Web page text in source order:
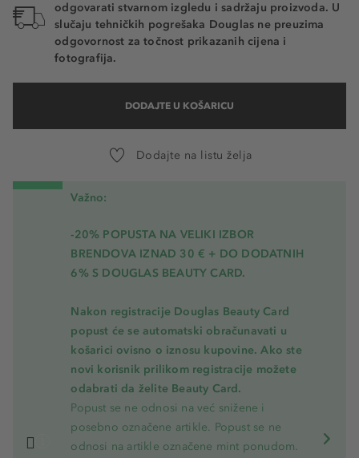
odgovarati stvarnom izgledu i sadržaju proizvoda. U
slučaju tehničkih pogrešaka Douglas ne preuzima
odgovornost za točnost prikazanih cijena i
fotografija.
DODAJTE U KOŠARICU
Dodajte na listu želja
Važno:
-20% POPUSTA NA VELIKI IZBOR
BRENDOVA IZNAD 30 € + DO DODATNIH
6% S DOUGLAS BEAUTY CARD.
Nakon registracije Douglas Beauty Card
popust će se automatski obračunavati u
košarici ovisno o iznosu kupovine. Ako ste
novi korisnik prilikom registracije možete
odabrati da želite Beauty Card.
Popust se ne odnosi na već snižene i
posebno označene artikle. Popust se ne
odnosi na artikle označene mint ponudom.